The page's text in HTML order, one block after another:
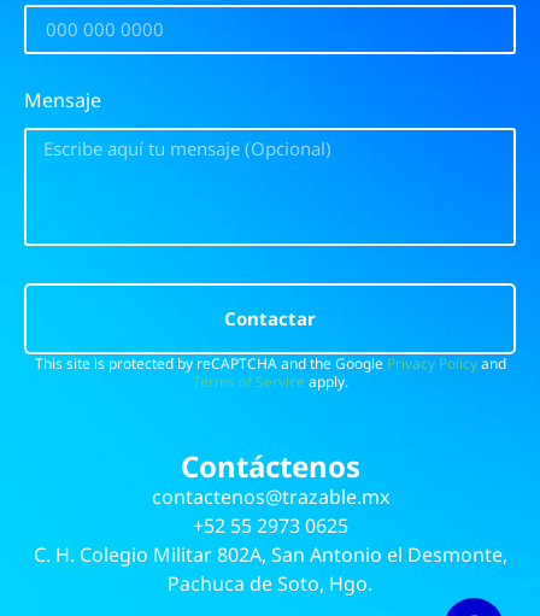
Mensaje
Contactar
This site is protected by reCAPTCHA and the Google Privacy Policyand
Terms of Service apply.
Contáctenos
contactenos@trazable.mx
+52 55 2973 0625
C. H. Colegio Militar 802A, San Antonio el Desmonte,
Pachuca de Soto, Hgo.